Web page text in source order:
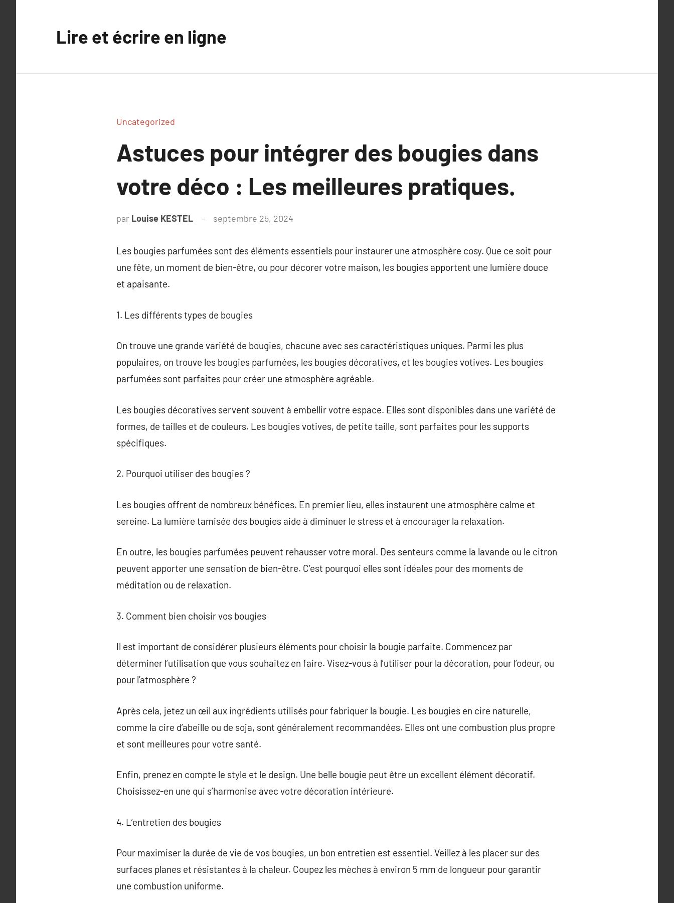
Lire et écrire en ligne
Uncategorized
Astuces pour intégrer des bougies dans
votre déco : Les meilleures pratiques.
par Louise KESTEL septembre 25, 2024
Les bougies parfumées sont des éléments essentiels pour instaurer une atmosphère cosy. Que ce soit pour
une fête, un moment de bien-être, ou pour décorer votre maison, les bougies apportent une lumière douce
et apaisante.
1. Les différents types de bougies
On trouve une grande variété de bougies, chacune avec ses caractéristiques uniques. Parmi les plus
populaires, on trouve les bougies parfumées, les bougies décoratives, et les bougies votives. Les bougies
parfumées sont parfaites pour créer une atmosphère agréable.
Les bougies décoratives servent souvent à embellir votre espace. Elles sont disponibles dans une variété de
formes, de tailles et de couleurs. Les bougies votives, de petite taille, sont parfaites pour les supports
spécifiques.
2. Pourquoi utiliser des bougies ?
Les bougies offrent de nombreux bénéfices. En premier lieu, elles instaurent une atmosphère calme et
sereine. La lumière tamisée des bougies aide à diminuer le stress et à encourager la relaxation.
En outre, les bougies parfumées peuvent rehausser votre moral. Des senteurs comme la lavande ou le citron
peuvent apporter une sensation de bien-être. C’est pourquoi elles sont idéales pour des moments de
méditation ou de relaxation.
3. Comment bien choisir vos bougies
Il est important de considérer plusieurs éléments pour choisir la bougie parfaite. Commencez par
déterminer l’utilisation que vous souhaitez en faire. Visez-vous à l’utiliser pour la décoration, pour l’odeur, ou
pour l’atmosphère ?
Après cela, jetez un œil aux ingrédients utilisés pour fabriquer la bougie. Les bougies en cire naturelle,
comme la cire d’abeille ou de soja, sont généralement recommandées. Elles ont une combustion plus propre
et sont meilleures pour votre santé.
Enfin, prenez en compte le style et le design. Une belle bougie peut être un excellent élément décoratif.
Choisissez-en une qui s’harmonise avec votre décoration intérieure.
4. L’entretien des bougies
Pour maximiser la durée de vie de vos bougies, un bon entretien est essentiel. Veillez à les placer sur des
surfaces planes et résistantes à la chaleur. Coupez les mèches à environ 5 mm de longueur pour garantir
une combustion uniforme.